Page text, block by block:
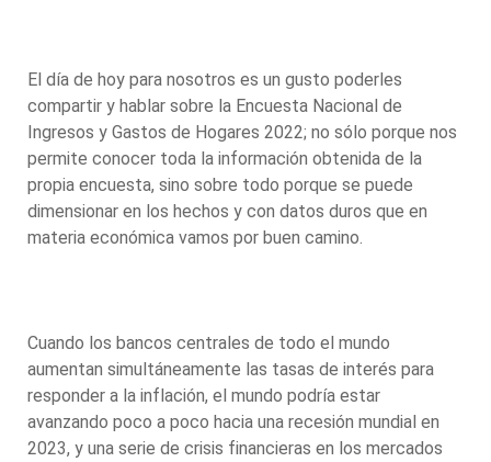
El día de hoy para nosotros es un gusto poderles
compartir y hablar sobre la Encuesta Nacional de
Ingresos y Gastos de Hogares 2022; no sólo porque nos
permite conocer toda la información obtenida de la
propia encuesta, sino sobre todo porque se puede
dimensionar en los hechos y con datos duros que en
materia económica vamos por buen camino.
Cuando los bancos centrales de todo el mundo
aumentan simultáneamente las tasas de interés para
responder a la inflación, el mundo podría estar
avanzando poco a poco hacia una recesión mundial en
2023, y una serie de crisis financieras en los mercados